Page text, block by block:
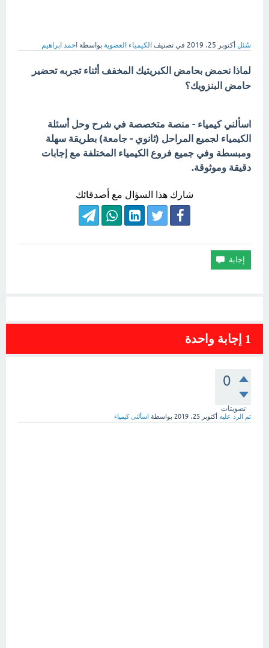
سُئل أكتوبر 25، 2019 في تصنيف الكيمياء العضوية بواسطة احمد ابراهيم
لماذا نحمض بحامض الكبريتيك المخفف أثناء تجربه تحضير
حامض البنزويك؟
اسألني كيمياء - منصة متخصصة في شرح وحل أسئلة
الكيمياء لجميع المراحل (ثانوي - جامعة) بطريقة سهلة
ومبسطة وفي جميع فروع الكيمياء المختلفة مع إجابات
دقيقة وموثوقة.
شارك هذا السؤال مع أصدقائك
1 إجابة واحدة
0
تصويتات
تم الرد عليه أكتوبر 25، 2019 بواسطة اسألنى كيمياء